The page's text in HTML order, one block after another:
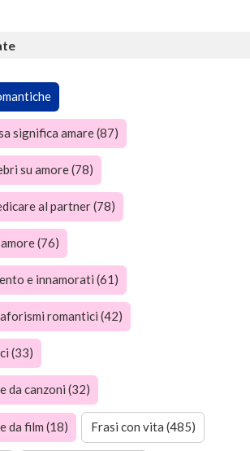
significa amare (87)
su amore (78)
al partner (78)
(76)
e innamorati (61)
romantici (42)
(33)
da canzoni (32)
da film (18) Frasi con vita (485)